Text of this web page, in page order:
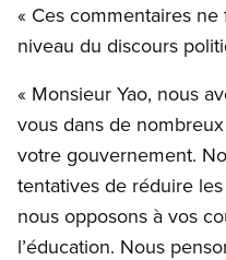
« Ces commentaires
niveau du discours
« Monsieur Yao, nous
vous dans de
votre gouvernement.
tentatives de réduire
nous opposons à vos
l’éducation. Nous